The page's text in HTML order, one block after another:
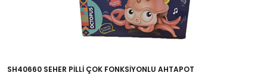
SH40660 SEHER PİLLİ ÇOK FONKSİYONLU AHTAPOT